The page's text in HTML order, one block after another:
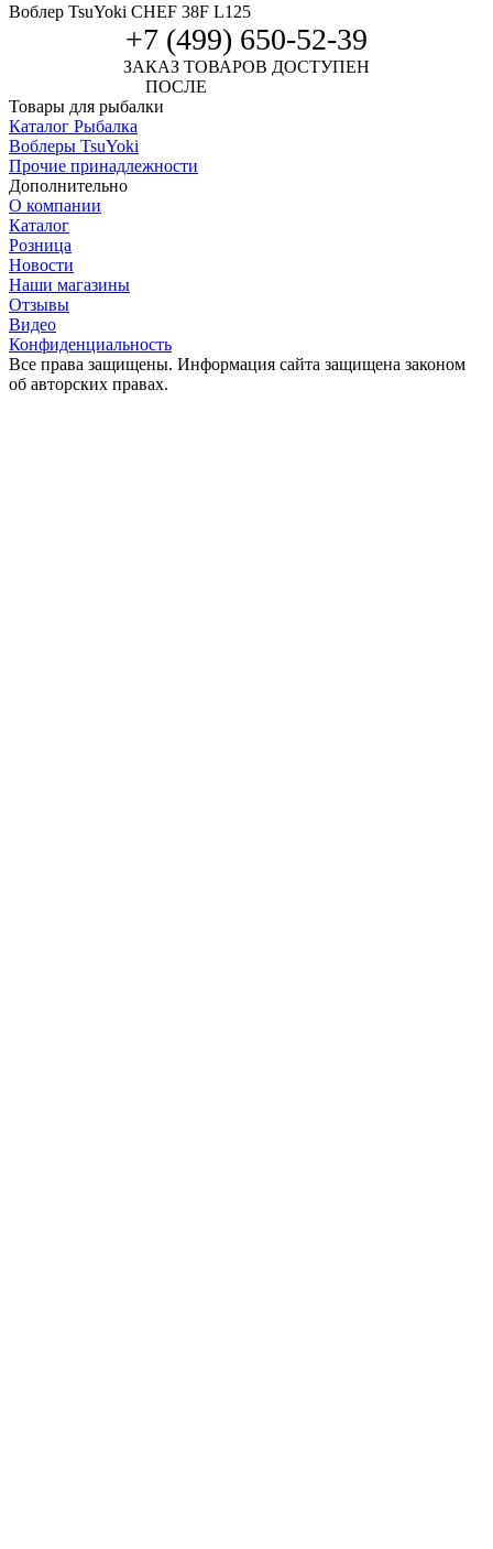
Воблер TsuYoki CHEF 38F L125
+7 (499) 650-52-39
ЗАКАЗ ТОВАРОВ ДОСТУПЕН
ПОСЛЕ
Товары для рыбалки
Каталог Рыбалка
Воблеры TsuYoki
Прочие принадлежности
Дополнительно
О компании
Каталог
Розница
Новости
Наши магазины
Отзывы
Видео
Конфиденциальность
Все права защищены. Информация сайта защищена законом
об авторских правах.